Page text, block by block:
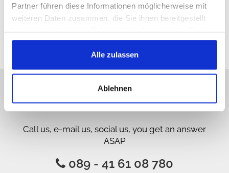
Partner führen diese Informationen möglicherweise mit
weiteren Daten zusammen, die Sie ihnen bereitgestellt
gesammelt haben.
Alle zulassen
Ablehnen
All prices include VAT
Sorry, Hotline not available,
write us!
Call us, e-mail us, social us, you get an answer
ASAP
089 - 41 61 08 780